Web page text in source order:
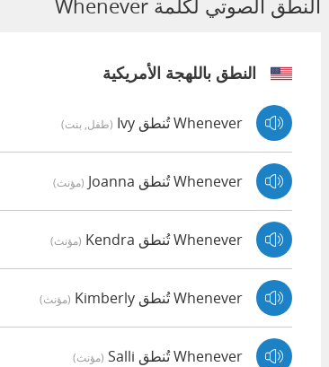
النطق الصوتي لكلمة Whenever
النطق باللهجة الأمريكية
Whenever تُنطق Ivy (طفل, بنت)
Whenever تُنطق Joanna (مؤنث)
Whenever تُنطق Kendra (مؤنث)
Whenever تُنطق Kimberly (مؤنث)
Whenever تُنطق Salli (مؤنث)